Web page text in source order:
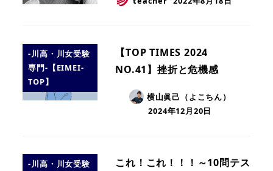
-川高・川女受験
専門-【EIMEI-
TOP】
【TOP TIMES 2024
NO.41】挫折と危機感
横山眞己（よこちん）
2024年12月20日
-川高・川女受験
これ！これ！！！～10問テス